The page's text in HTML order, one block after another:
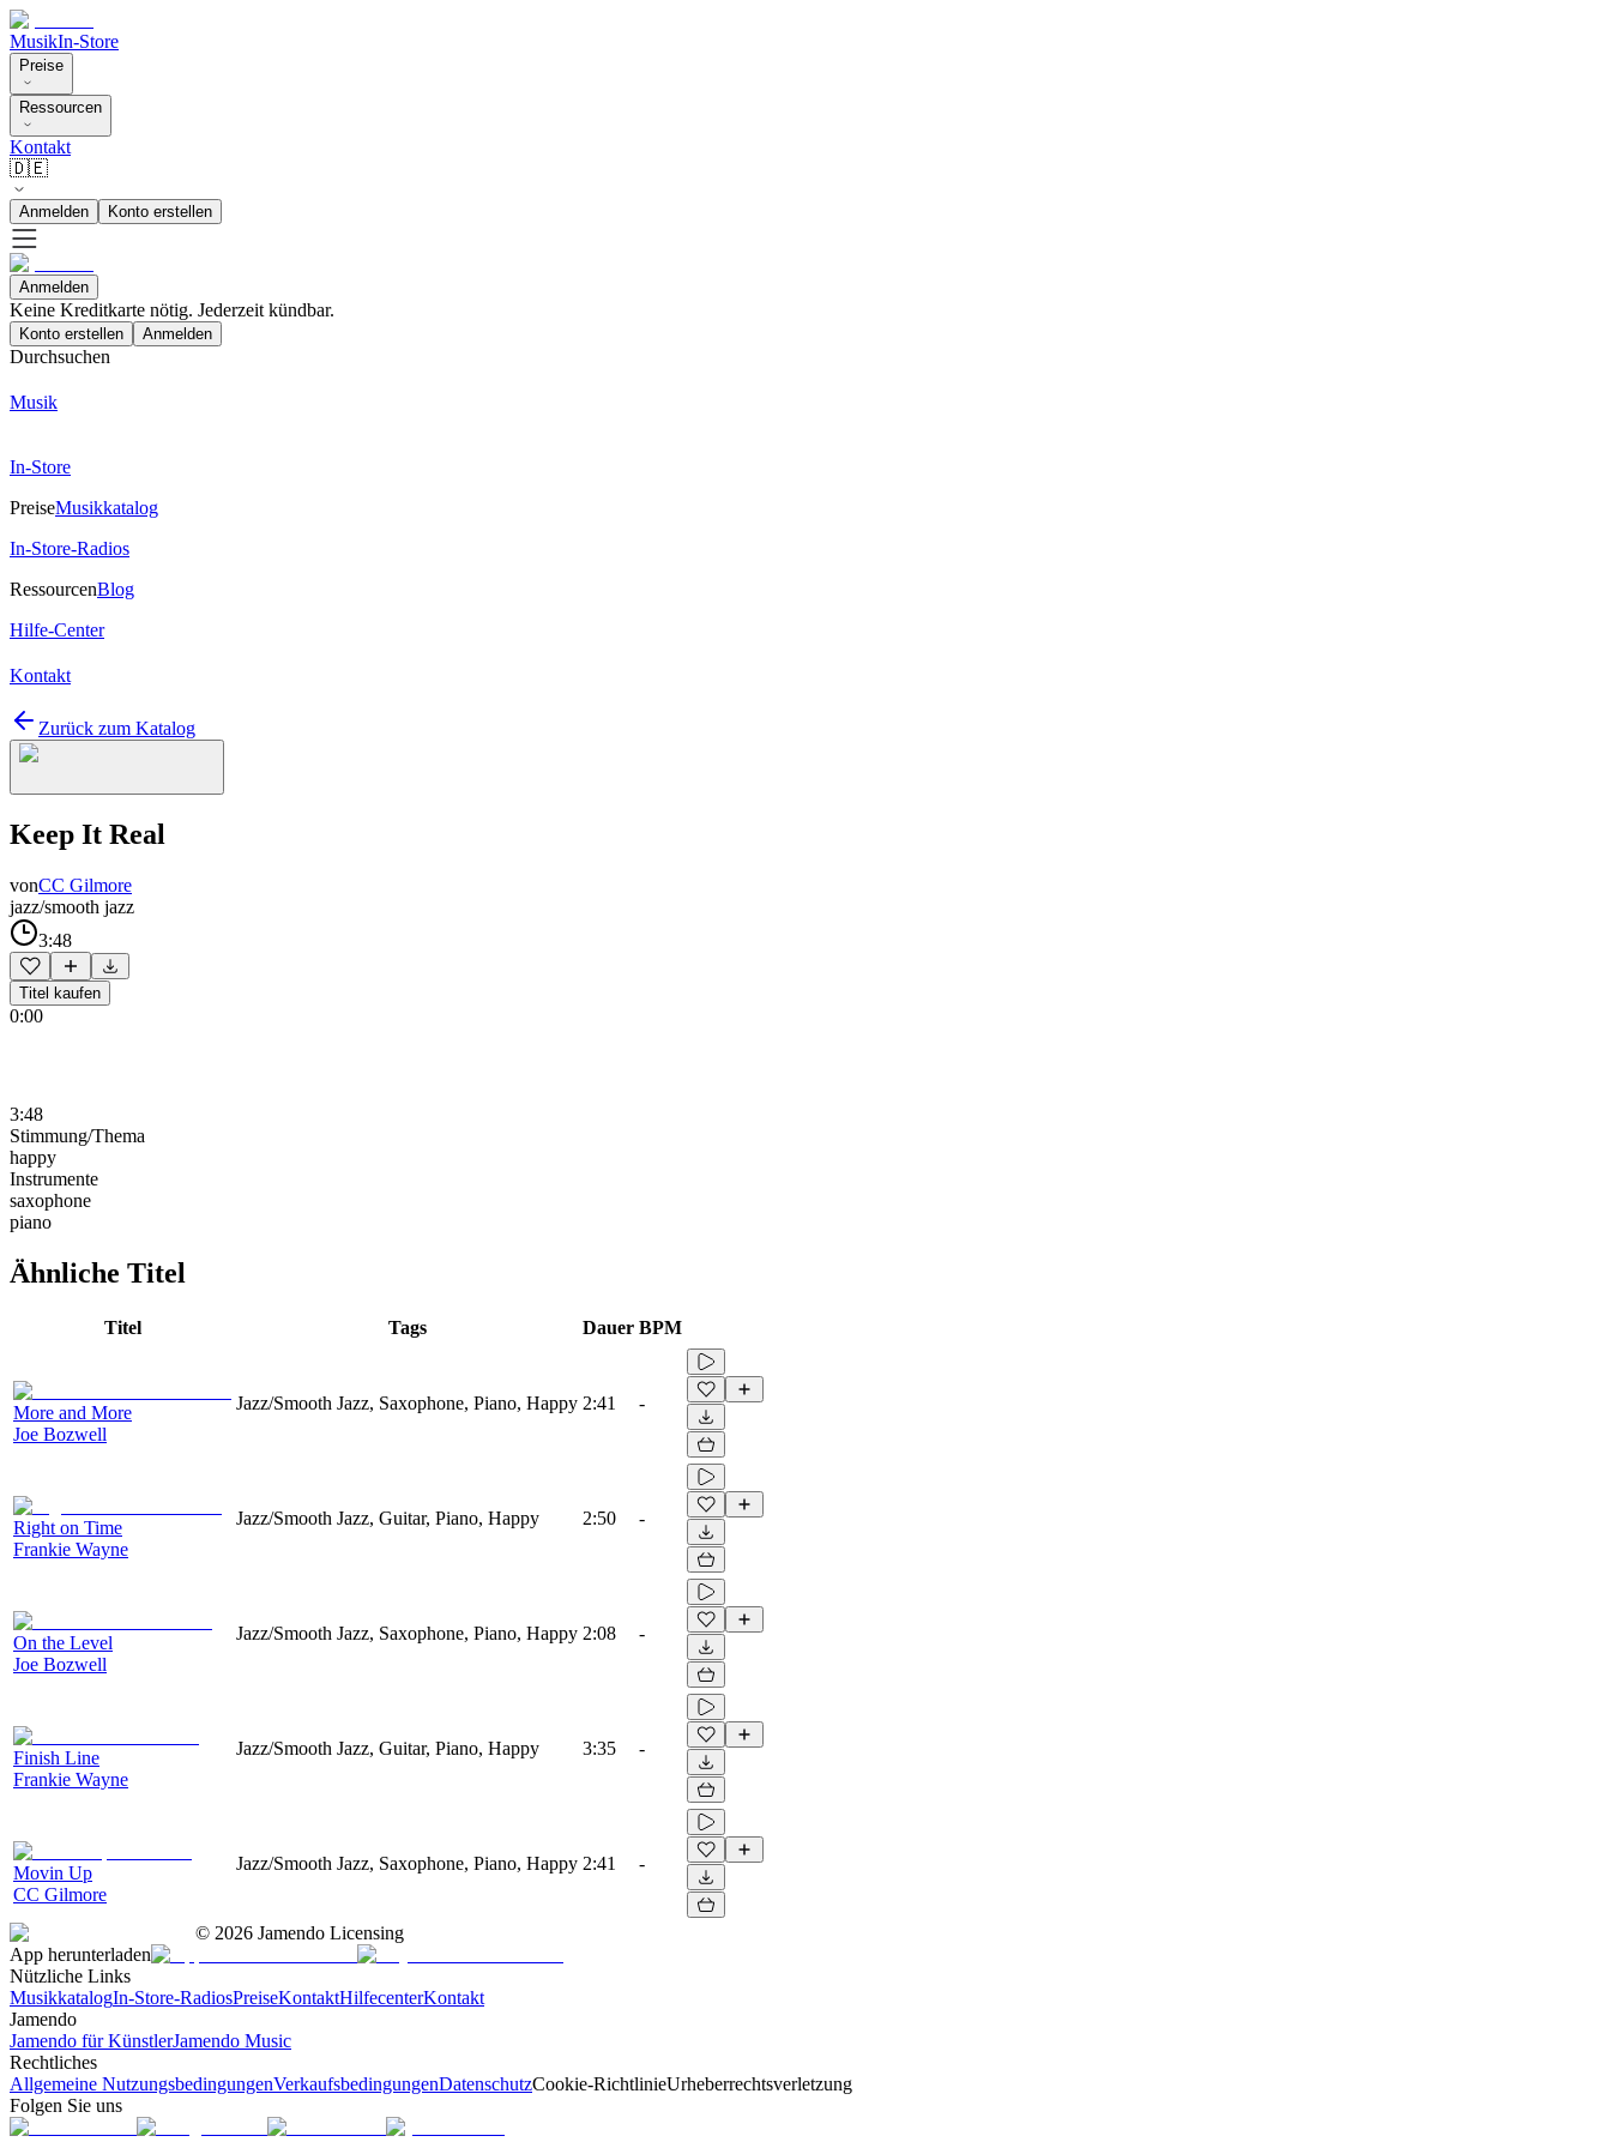
MusikIn-Store
Preise
Ressourcen
Kontakt
🇩🇪
Anmelden Konto erstellen
Anmelden
Keine Kreditkarte nötig. Jederzeit kündbar.
Konto erstellen Anmelden
Durchsuchen
Musik
In-Store
PreiseMusikkatalog
In-Store-Radios
RessourcenBlog
Hilfe-Center
Kontakt
Zurück zum Katalog
Keep It Real
vonCC Gilmore
jazz/smooth jazz
3:48
Titel kaufen
0:00
3:48
Stimmung/Thema
happy
Instrumente
saxophone
piano
Ähnliche Titel
Titel Tags Dauer BPM
More and More
Joe Bozwell
Jazz/Smooth Jazz, Saxophone, Piano, Happy 2:41 -
Right on Time
Frankie Wayne
Jazz/Smooth Jazz, Guitar, Piano, Happy 2:50 -
On the Level
Joe Bozwell
Jazz/Smooth Jazz, Saxophone, Piano, Happy 2:08 -
Finish Line
Frankie Wayne
Jazz/Smooth Jazz, Guitar, Piano, Happy 3:35 -
Movin Up
CC Gilmore
Jazz/Smooth Jazz, Saxophone, Piano, Happy 2:41 -
© 2026 Jamendo Licensing
App herunterladen
Nützliche Links
MusikkatalogIn-Store-RadiosPreiseKontaktHilfecenterKontakt
Jamendo
Jamendo für KünstlerJamendo Music
Rechtliches
Allgemeine NutzungsbedingungenVerkaufsbedingungenDatenschutzCookie-RichtlinieUrheberrechtsverletzung
Folgen Sie uns